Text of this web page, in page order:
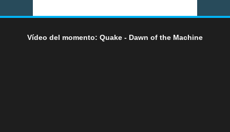
Vídeo del momento: Quake - Dawn of the Machine